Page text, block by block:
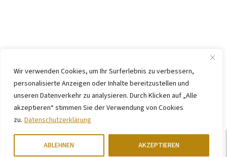
Wir verwenden Cookies, um Ihr Surferlebnis zu verbessern,
personalisierte Anzeigen oder Inhalte bereitzustellen und
unseren Datenverkehr zu analysieren. Durch Klicken auf „Alle
akzeptieren“ stimmen Sie der Verwendung von Cookies
zu. Datenschutzerklärung
ABLEHNEN AKZEPTIEREN